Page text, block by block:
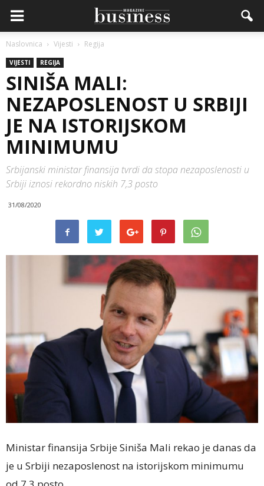
Naslovnica Vijesti Regija
VIJESTI REGIJA
SINIŠA MALI:
NEZAPOSLENOST U SRBIJI
JE NA ISTORIJSKOM
MINIMUMU
Srbijanski ministar finansija tvrdi da stopa nezaposlenosti u
Srbiji iznosi rekordno niskih 7,3 posto
31/08/2020
Ministar finansija Srbije Siniša Mali rekao je danas da
je u Srbiji nezaposlenost na istorijskom minimumu